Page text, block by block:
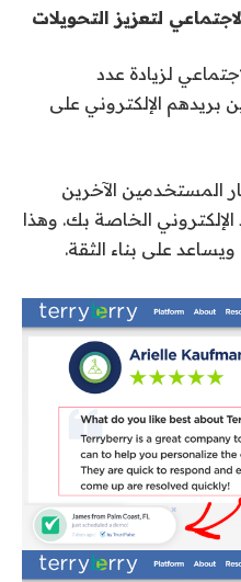
لزيادة عدد
بريدهم الإلكتروني على
المستخدمين الآخرين
الإلكتروني الخاصة بك. وهذا
على بناء الثقة.